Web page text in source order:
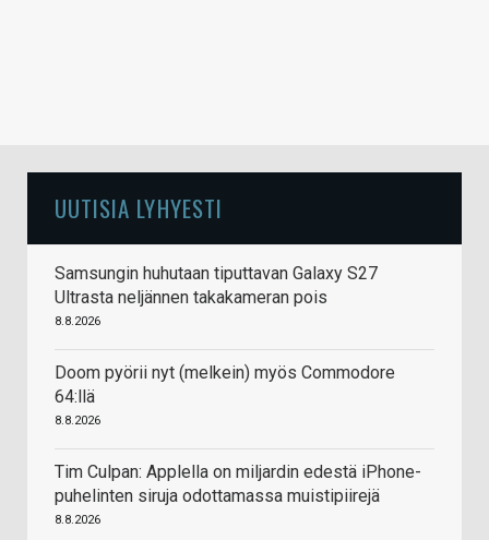
UUTISIA LYHYESTI
Samsungin huhutaan tiputtavan Galaxy S27
Ultrasta neljännen takakameran pois
8.8.2026
Doom pyörii nyt (melkein) myös Commodore
64:llä
8.8.2026
Tim Culpan: Applella on miljardin edestä iPhone-
puhelinten siruja odottamassa muistipiirejä
8.8.2026